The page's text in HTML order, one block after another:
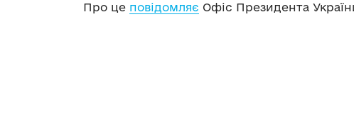
Про це повідомляє Офіс Президента